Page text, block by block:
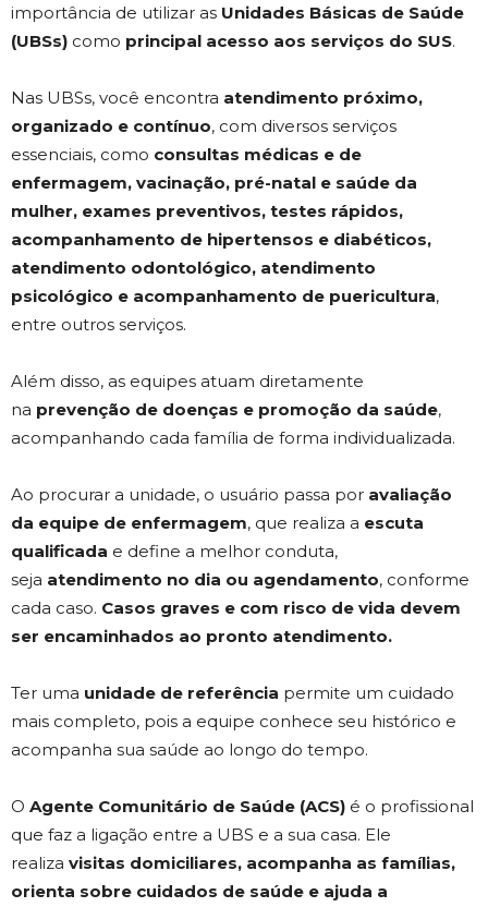
importância de utilizar as Unidades Básicas de Saúde
(UBSs) como principal acesso aos serviços do SUS.
Nas UBSs, você encontra atendimento próximo,
organizado e contínuo, com diversos serviços
essenciais, como consultas médicas e de
enfermagem, vacinação, pré-natal e saúde da
mulher, exames preventivos, testes rápidos,
acompanhamento de hipertensos e diabéticos,
atendimento odontológico, atendimento
psicológico e acompanhamento de puericultura,
entre outros serviços.
Além disso, as equipes atuam diretamente
na prevenção de doenças e promoção da saúde,
acompanhando cada família de forma individualizada.
Ao procurar a unidade, o usuário passa por avaliação
da equipe de enfermagem, que realiza a escuta
qualificada e define a melhor conduta,
seja atendimento no dia ou agendamento, conforme
cada caso. Casos graves e com risco de vida devem
ser encaminhados ao pronto atendimento.
Ter uma unidade de referência permite um cuidado
mais completo, pois a equipe conhece seu histórico e
acompanha sua saúde ao longo do tempo.
O Agente Comunitário de Saúde (ACS) é o profissional
que faz a ligação entre a UBS e a sua casa. Ele
realiza visitas domiciliares, acompanha as famílias,
orienta sobre cuidados de saúde e ajuda a